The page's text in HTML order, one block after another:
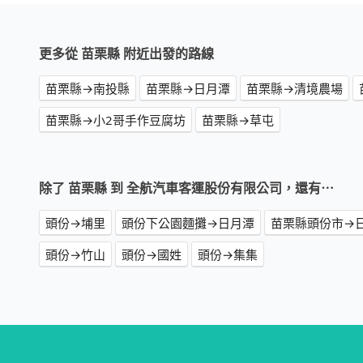
更多從 苗栗縣 附近出發的路線
苗栗縣→南投縣 苗栗縣→日月潭 苗栗縣→清境農場
苗栗縣→小2哥手作豆腐坊
苗栗縣→草屯
除了 苗栗縣 到 全航汽車客運股份有限公司，還有⋯
頭份→埔里 頭份下公園麵攤→日月潭
苗栗縣頭份市→
頭份→竹山
頭份→國姓 頭份→集集